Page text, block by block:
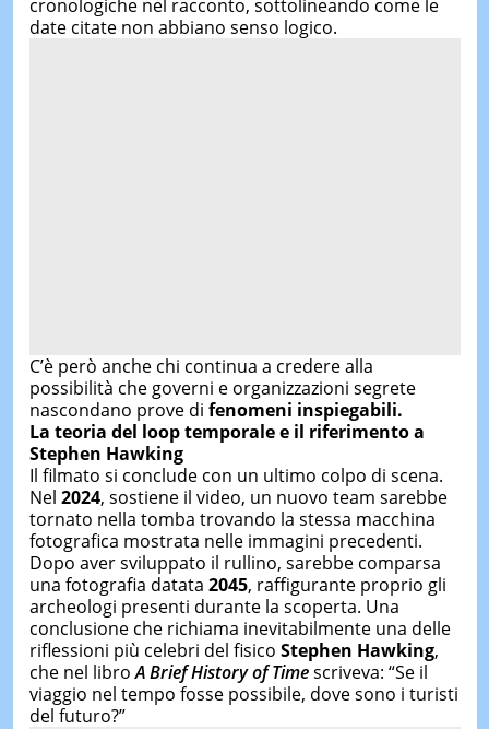
cronologiche nel racconto, sottolineando come le
date citate non abbiano senso logico.
C’è però anche chi continua a credere alla
possibilità che governi e organizzazioni segrete
nascondano prove di fenomeni inspiegabili.
La teoria del loop temporale e il riferimento a
Stephen Hawking
Il filmato si conclude con un ultimo colpo di scena.
Nel 2024, sostiene il video, un nuovo team sarebbe
tornato nella tomba trovando la stessa macchina
fotografica mostrata nelle immagini precedenti.
Dopo aver sviluppato il rullino, sarebbe comparsa
una fotografia datata 2045, raffigurante proprio gli
archeologi presenti durante la scoperta. Una
conclusione che richiama inevitabilmente una delle
riflessioni più celebri del fisico Stephen Hawking,
che nel libroA Brief History of Timescriveva: “Se il
viaggio nel tempo fosse possibile, dove sono i turisti
del futuro?”